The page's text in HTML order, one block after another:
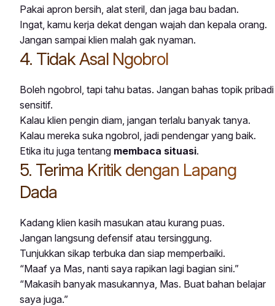
Pakai apron bersih, alat steril, dan jaga bau badan.
Ingat, kamu kerja dekat dengan wajah dan kepala orang.
Jangan sampai klien malah gak nyaman.
4. Tidak Asal Ngobrol
Boleh ngobrol, tapi tahu batas. Jangan bahas topik pribadi
sensitif.
Kalau klien pengin diam, jangan terlalu banyak tanya.
Kalau mereka suka ngobrol, jadi pendengar yang baik.
Etika itu juga tentang membaca situasi.
5. Terima Kritik dengan Lapang
Dada
Kadang klien kasih masukan atau kurang puas.
Jangan langsung defensif atau tersinggung.
Tunjukkan sikap terbuka dan siap memperbaiki.
“Maaf ya Mas, nanti saya rapikan lagi bagian sini.”
“Makasih banyak masukannya, Mas. Buat bahan belajar
saya juga.”